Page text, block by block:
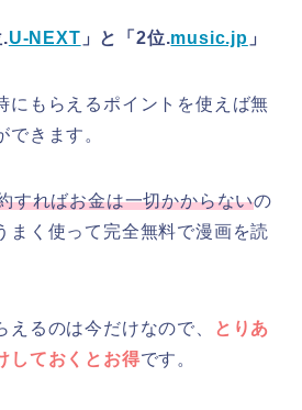
U-NEXT 」と「2位.music.jp 」
にもらえるポイントを使えば無
きます。
すればお金は一切かからないの
まく使って完全無料で漫画を読
るのは今だけなので、
とりあ
しておくとお得です。